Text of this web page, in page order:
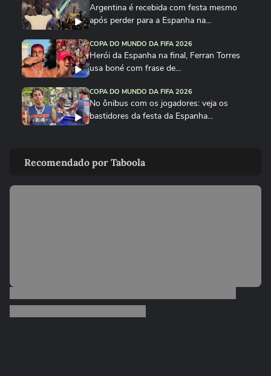
Argentina é recebida com festa mesmo
após perder para a Espanha na...
COPA DO MUNDO DA FIFA 2026
Herói da Espanha na final, Ferran Torres
usa boné com frase de...
COPA DO MUNDO DA FIFA 2026
No ônibus com os jogadores: veja os
bastidores da festa da Espanha...
música viral criada por...
COPA DO MUNDO DA FIFA 2026
e 'lustra' taça da Copa...
Recomendado por Taboola